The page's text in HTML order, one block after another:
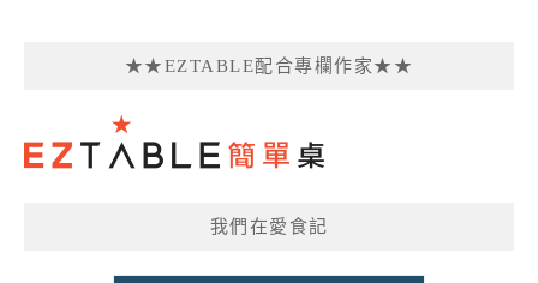
★★EZTABLE配合專欄作家★★
我們在愛食記